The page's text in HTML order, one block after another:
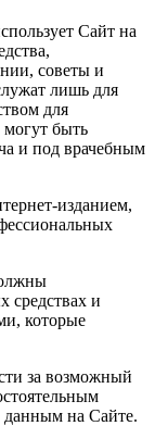
Сайт на
советы и
лишь для
для
могут быть
и под врачебным
изданием,
средствах и
которые
за возможный
на Сайте.